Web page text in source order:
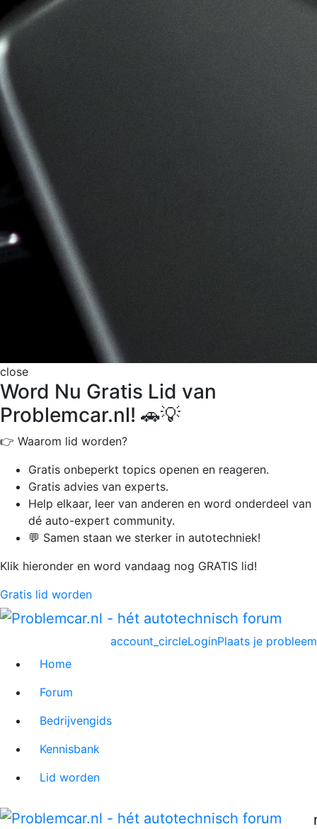
close
Word Nu Gratis Lid van
Problemcar.nl! 🚗💡
👉 Waarom lid worden?
Gratis onbeperkt topics openen en reageren.
Gratis advies van experts.
Help elkaar, leer van anderen en word onderdeel van
dé auto-expert community.
💬 Samen staan we sterker in autotechniek!
Klik hieronder en word vandaag nog GRATIS lid!
Gratis lid worden
Plaats je probleem
account_circleLogin
Home
Forum
Bedrijvengids
Kennisbank
Lid worden